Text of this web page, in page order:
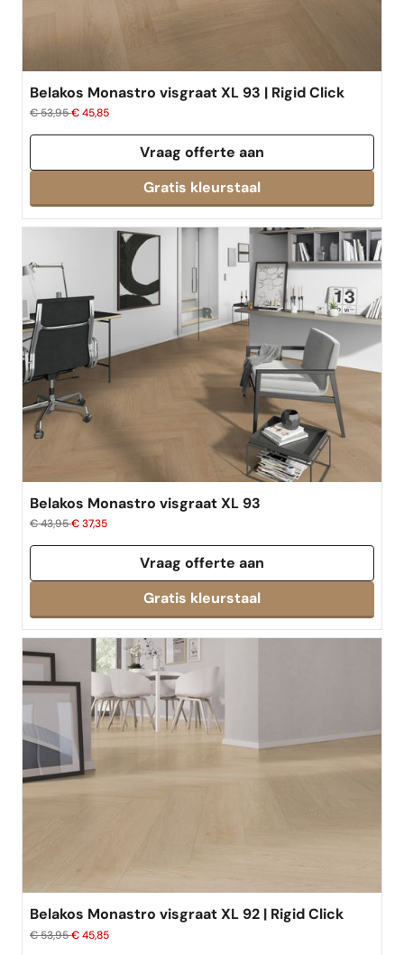
Belakos Monastro visgraat XL 93 | Rigid Click
€ 53,95€ 45,85
Vraag offerte aan
Belakos Monastro visgraat XL 93
€ 43,95€ 37,35
Vraag offerte aan
Belakos Monastro visgraat XL 92 | Rigid Click
€ 53,95€ 45,85